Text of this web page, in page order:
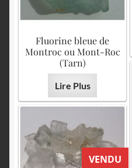
Fluorine bleue de
Montroc ou Mont-Roc
(Tarn)
Lire Plus
VENDU